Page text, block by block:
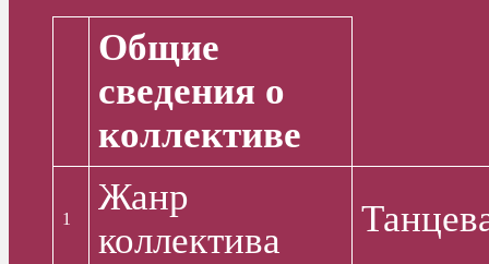
Общие
сведения о
коллективе
1
Жанр
коллектива